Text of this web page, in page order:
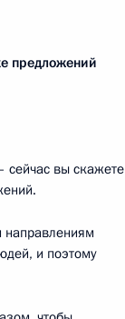
ТАСС)
предложений
сейчас вы скажете
направлениям
и поэтому